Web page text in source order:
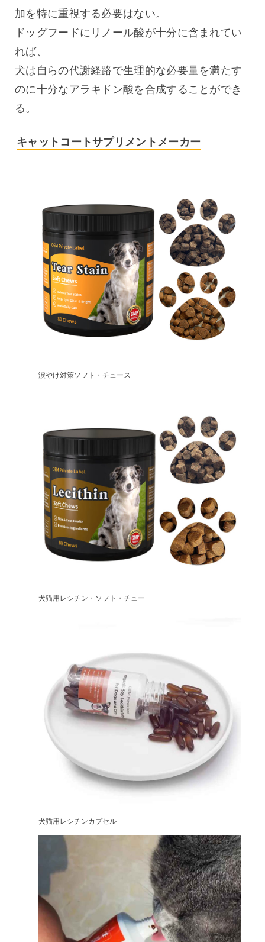
加を特に重視する必要はない。
ドッグフードにリノール酸が十分に含まれてい
れば、
犬は自らの代謝経路で生理的な必要量を満たす
のに十分なアラキドン酸を合成することができ
る。
キャットコートサプリメントメーカー
涙やけ対策ソフト・チュース
犬猫用レシチン・ソフト・チュー
犬猫用レシチンカプセル